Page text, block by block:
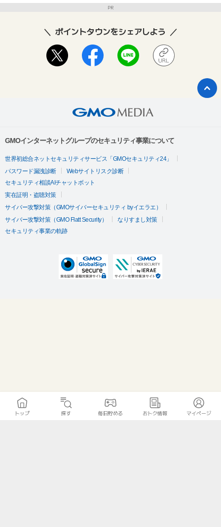
PR
ポイントタウンをシェアしよう
GMOインターネットグループのセキュリティ事業について
世界初総合ネットセキュリティサービス「GMOセキュリティ24」
パスワード漏洩診断
Webサイトリスク診断
セキュリティ相談AIチャットボット
実在証明・盗聴対策
サイバー攻撃対策（GMOサイバーセキュリティ byイエラエ）
サイバー攻撃対策（GMO Flatt Security）
なりすまし対策
セキュリティ事業の軌跡
トップ 探す 毎日貯める おトク情報 マイページ